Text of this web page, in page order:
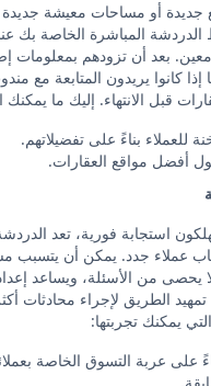
جديدة أو مساحات معيشة
المباشرة الخاصة بك
بعد أن تزودهم بمعلومات
كانوا يريدون المتابعة مع
قبل الانتهاء. إليك ما يمكنك
للعملاء بناءً على تفضيلاتهم.
أفضل مواقع العقارات.
استجابة فورية، تعد
عملاء جدد. يمكن أن يتسبب
يحصى من الأسئلة، ويساعد
الطريق لإجراء محادثات
يمكنك تجربتها:
على عربة التسوق الخاصة